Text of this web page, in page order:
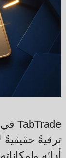
ترقيةً
أدائه